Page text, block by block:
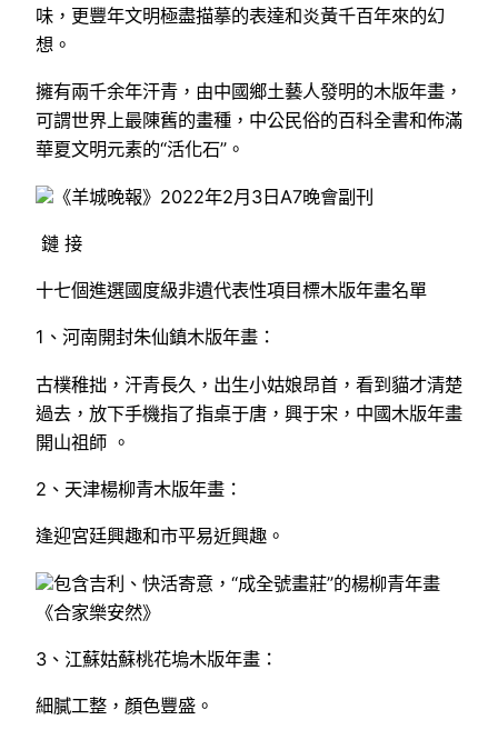
味，更豐年文明極盡描摹的表達和炎黃千百年來的幻
想。
擁有兩千余年汗青，由中國鄉土藝人發明的木版年畫，
可謂世界上最陳舊的畫種，中公民俗的百科全書和佈滿
華夏文明元素的“活化石”。
《羊城晚報》2022年2月3日A7晚會副刊
鏈 接
十七個進選國度級非遺代表性項目標木版年畫名單
1、河南開封朱仙鎮木版年畫：
古樸稚拙，汗青長久，出生小姑娘昂首，看到貓才清楚
過去，放下手機指了指桌于唐，興于宋，中國木版年畫
開山祖師 。
2、天津楊柳青木版年畫：
逢迎宮廷興趣和市平易近興趣。
包含吉利、快活寄意，“成全號畫莊”的楊柳青年畫
《合家樂安然》
3、江蘇姑蘇桃花塢木版年畫：
細膩工整，顏色豐盛。